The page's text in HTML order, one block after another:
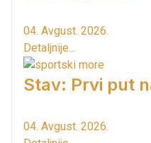
04. Avgust. 2026.
Detaljnije...
Stav: Prvi put
04. Avgust. 2026.